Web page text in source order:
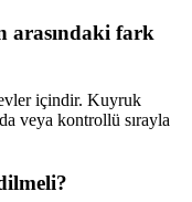
arasındaki fark
içindir. Kuyruk
veya kontrollü sırayla